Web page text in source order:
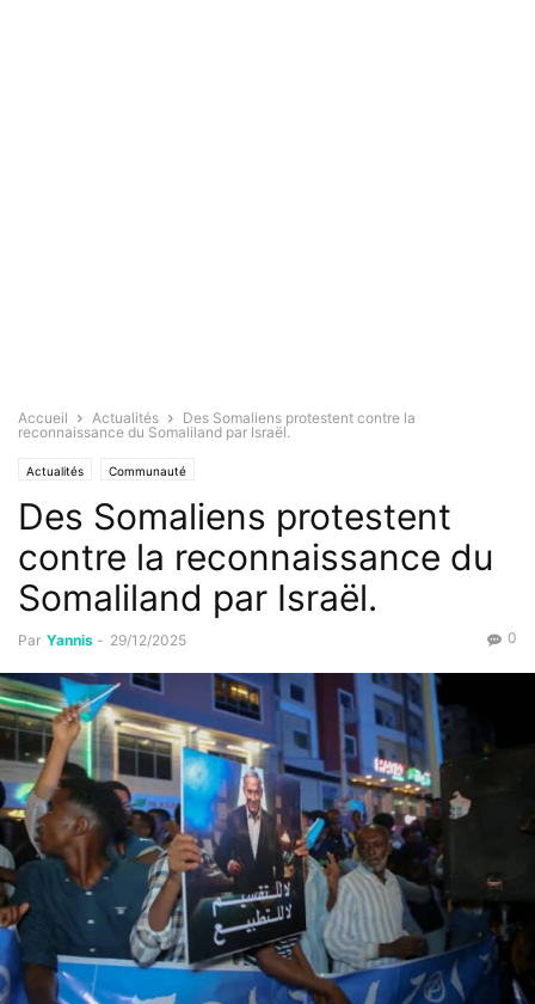
Accueil Actualités
Des Somaliens protestent contre la
reconnaissance du Somaliland par Israël.
Actualités Communauté
Des Somaliens protestent
contre la reconnaissance du
Somaliland par Israël.
Par Yannis - 29/12/2025 0